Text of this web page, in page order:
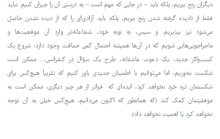
دیگران رنج ببریم، بلکه باید – در جایی که مهم است – به درستی آن را جبران کنیم. نباید
فقط از نادیده گرفته شدن رنج ببریم، بلکه باید آزادی‌ای را که از دیده نشدن حاصل
می‌شود نیز بپذیریم. و سپس، به نوبه خود، شجاعانه‌تر وارد آن موقعیت‌ها و
ماجراجویی‌هایی شویم که در آن‌ها همیشه احتمال کمی حماقت وجود دارد: شروع یک
کسب‌وکار جدید، یک دعوت عاشقانه، طرح یک سؤال در کنفرانس… ممکن است
شکست بخوریم، اما می‌توانیم با اطمینان جدیدی باور کنیم که تقریباً هیچ‌کس برای
شکستمان تره خرد نخواهد کرد، ایده‌ای که فراتر از هر چیز دیگری، ممکن است به
موفقیتمان کمک کند (که همانطور که اکنون می‌دانیم، هیچ‌کس خیلی به آن توجه
نخواهد کرد یا اهمیت نخواهد داد).